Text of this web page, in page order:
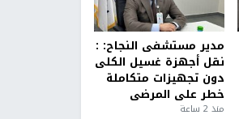
مدير مستشفى النجاح: :
نقل أجهزة غسيل الكلى
دون تجهيزات متكاملة
خطر على المرضى
منذ 2 ساعة